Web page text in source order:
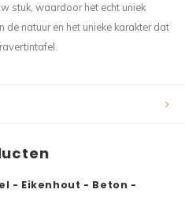
stuk, waardoor het echt uniek
natuur en het unieke karakter dat
- Eikenhout - Beton -